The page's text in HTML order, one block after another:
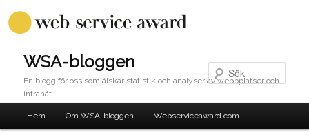
WSA-bloggen
En blogg för oss som älskar statistik och analyser av webbplatser och
intranät
Hoppa
Hoppa
Hem Om WSA-bloggen Webserviceaward.com